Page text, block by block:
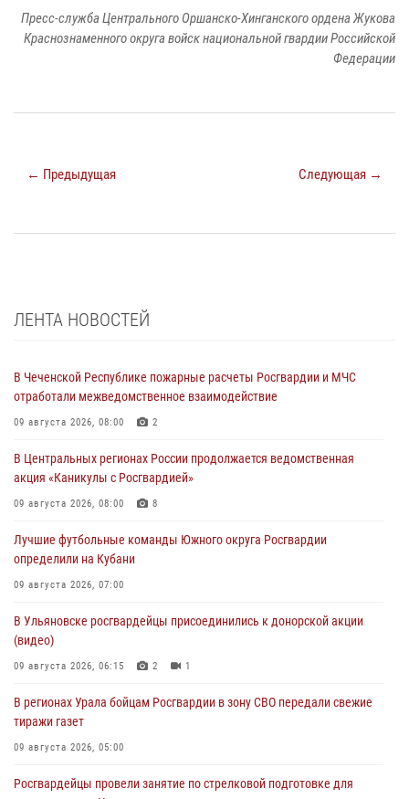
Пресс-служба Центрального Оршанско-Хинганского ордена Жукова
Краснознаменного округа войск национальной гвардии Российской
Федерации
← Предыдущая Следующая →
ЛЕНТА НОВОСТЕЙ
В Чеченской Республике пожарные расчеты Росгвардии и МЧС
отработали межведомственное взаимодействие
09 августа 2026, 08:00 2
В Центральных регионах России продолжается ведомственная
акция «Каникулы с Росгвардией»
09 августа 2026, 08:00 8
Лучшие футбольные команды Южного округа Росгвардии
определили на Кубани
09 августа 2026, 07:00
В Ульяновске росгвардейцы присоединились к донорской акции
(видео)
09 августа 2026, 06:15 2 1
В регионах Урала бойцам Росгвардии в зону СВО передали свежие
тиражи газет
09 августа 2026, 05:00
Росгвардейцы провели занятие по стрелковой подготовке для